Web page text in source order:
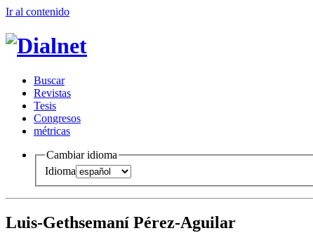
Ir al contenido
Buscar
Revistas
Tesis
Congresos
métricas
Cambiar idioma
Idioma
Luis-Gethsemaní Pérez-Aguilar